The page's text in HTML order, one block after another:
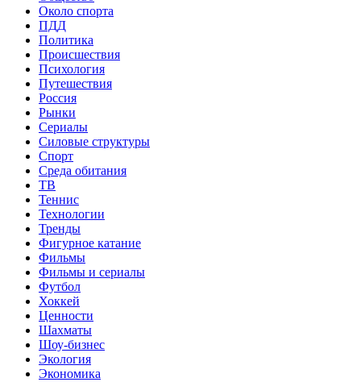
Около спорта
ПДД
Политика
Происшествия
Психология
Путешествия
Россия
Рынки
Сериалы
Силовые структуры
Спорт
Среда обитания
ТВ
Теннис
Технологии
Тренды
Фигурное катание
Фильмы
Фильмы и сериалы
Футбол
Хоккей
Ценности
Шахматы
Шоу-бизнес
Экология
Экономика